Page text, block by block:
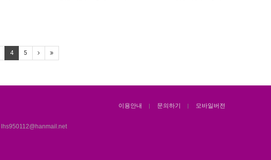
4 5
이용안내 문의하기 모바일버전
lhs950112@hanmail.net